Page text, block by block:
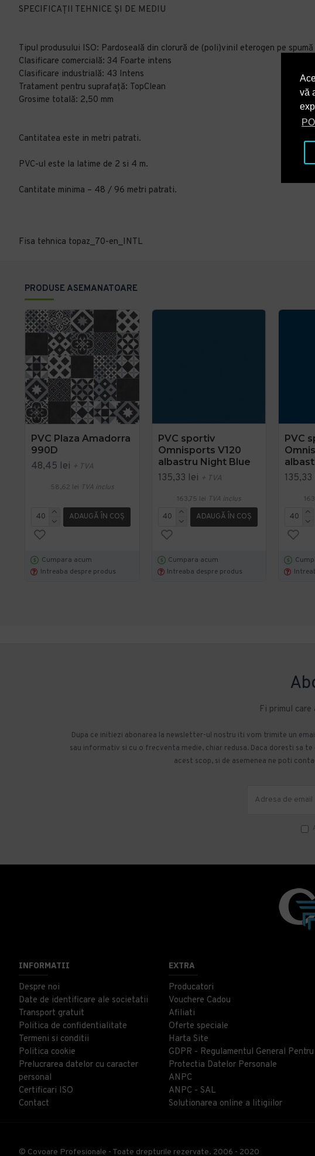
vă
SPECIFICAȚII TEHNICE ȘI DE MEDIU
Tipul produsului ISO: Pardoseală din clorură de (poli)vinil eterogen pe spumă
Clasificare comercială: 34 Foarte intens
Clasificare industrială: 43 Intens
Tratament pentru suprafață: TopClean
Grosime totală: 2,50 mm
Cantitatea este in metri patrati.
PVC-ul este la latime de 2 si 4 m.
Cantitate minima – 48 / 96 metri patrati.
Fisa tehnica topaz_70-en_INTL
PRODUSE ASEMANATOARE
PVC Plaza Amadorra
990D
48,45 lei + TVA
58,62 lei TVA inclus
ADAUGĂ ÎN COŞ
Cumpara acum
Intreaba despre produs
PVC sportiv
Omnisports V120
albastru Night Blue
135,33 lei + TVA
163,75 lei TVA inclus
ADAUGĂ ÎN COŞ
Cumpara acum
Intreaba despre produs
PVC
135,33
Fi primul
Dupa ce initiezi abonarea la newsletter-ul nostru iti vom trimite un
sau informativ si cu o frecventa medie, chiar redusa. Daca doresti sa
acest scop, si de asemenea ne poti
INFORMATII
Despre noi
Date de identificare ale societatii
Transport gratuit
Politica de confidentialitate
Termeni si conditii
Politica cookie
Prelucrarea datelor cu caracter
personal
Certificari ISO
Contact
EXTRA
Producatori
Vouchere Cadou
Afiliati
Oferte speciale
Harta Site
GDPR - Regulamentul General Pentru
Protectia Datelor Personale
ANPC
ANPC - SAL
Solutionarea online a litigiilor
© Covoare Profesionale - Toate drepturile rezervate. 2006 - 2020